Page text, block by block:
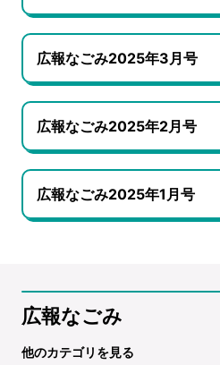
広報なごみ2025年3月号
広報なごみ2025年2月号
広報なごみ2025年1月号
広報なごみ
他のカテゴリを見る